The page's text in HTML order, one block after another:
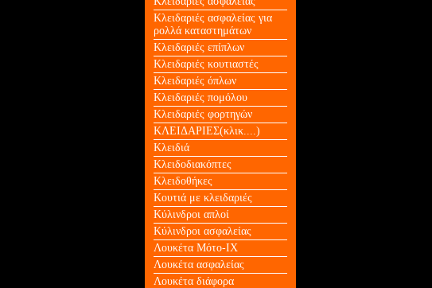
Κλειδαριές ασφαλείας για
ρολλά καταστημάτων
Κλειδαριές επίπλων
Κλειδαριές κουτιαστές
Κλειδαριές όπλων
Κλειδαριές πομόλου
Κλειδαριές φορτηγών
ΚΛΕΙΔΑΡΙΕΣ(κλικ....)
Κλειδιά
Κλειδοδιακόπτες
Κλειδοθήκες
Κουτιά με κλειδαριές
Κύλινδροι απλοί
Κύλινδροι ασφαλείας
Λουκέτα Mότο-ΙΧ
Λουκέτα ασφαλείας
Λουκέτα διάφορα